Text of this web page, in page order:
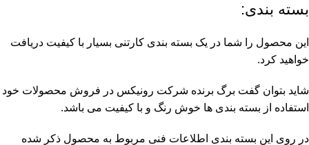
بسته بندی:
این محصول را شما در یک بسته بندی کارتنی بسیار با کیفیت دریافت
خواهید کرد.
شاید بتوان گفت برگ برنده شرکت رونیکس در فروش محصولات خود
استفاده از بسته بندی ها خوش رنگ و با کیفیت می باشد.
در روی این بسته بندی اطلاعات فنی مربوط به محصول ذکر شده